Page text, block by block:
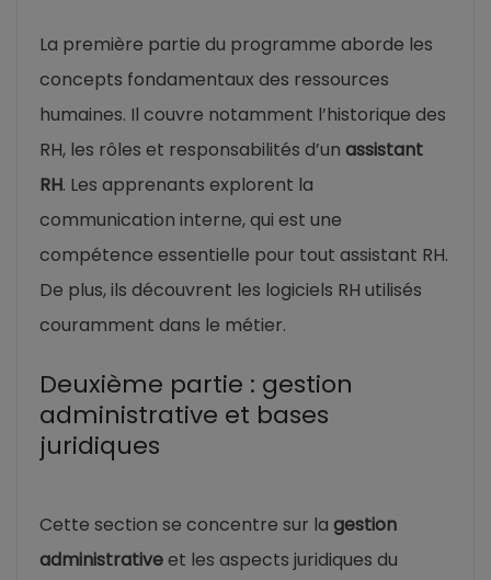
La première partie du programme aborde les
concepts fondamentaux des ressources
humaines. Il couvre notamment l’historique des
RH, les rôles et responsabilités d’un assistant
RH. Les apprenants explorent la
communication interne, qui est une
compétence essentielle pour tout assistant RH.
De plus, ils découvrent les logiciels RH utilisés
couramment dans le métier.
Deuxième partie : gestion
administrative et bases
juridiques
Cette section se concentre sur la gestion
administrativeet les aspects juridiques du